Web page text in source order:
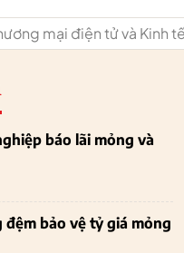
mại điện tử và Kinh
báo lãi mỏng và
đệm bảo vệ tỷ giá mỏng